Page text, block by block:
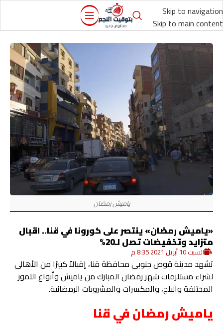
Skip to navigation
Skip to main content
«ياميش رمضان» ينتصر على كورونا في قنا.. اقبال
متزايد وتخفيضات تصل لـ20%
السبت 10 أبريل 2021 8:35 م
تشهد مدينة قوص جنوبى محافظة قنا، إقبالاً كبيرًا من الأهالى
لشراء مستلزمات شهر رمضان المبارك من ياميش وأنواع التمور
المختلفة والبلح، والمكسرات والمشروبات الرمضانية.
ياميش رمضان فيقنا